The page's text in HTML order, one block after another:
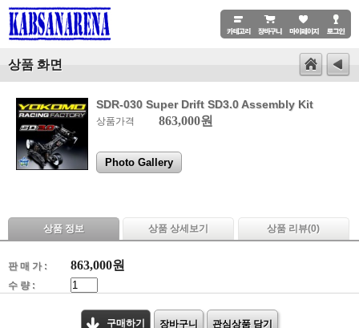
상품 화면
SDR-030 Super Drift SD3.0 Assembly Kit
상품가격 863,000원
Photo Gallery
상품 정보 상품 상세보기 상품 리뷰(0)
판 매 가 : 863,000원
수 량 :
구매하기 장바구니 관심상품 담기